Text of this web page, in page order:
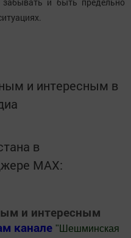
и интересным в
в
MАХ:
и интересным
канале " Шешминская